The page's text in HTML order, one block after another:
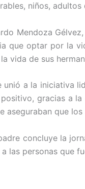
niños, adultos
Mendoza
que optar por la
vida de sus
unió a la iniciativa
gracias a
aseguraban que
concluye la
las personas que